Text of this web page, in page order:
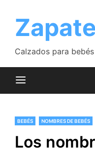
contenido
Calzados para bebés
BEBÉS NOMBRES DE BEBÉS
Los